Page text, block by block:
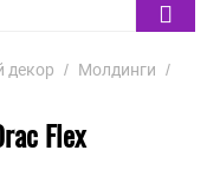
декор / Молдинги /
Flex